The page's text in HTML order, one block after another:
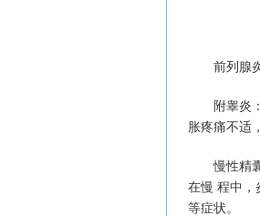
前列腺炎
附睾炎：
胀疼痛不适
慢性精囊
在慢 程中，
等症状。